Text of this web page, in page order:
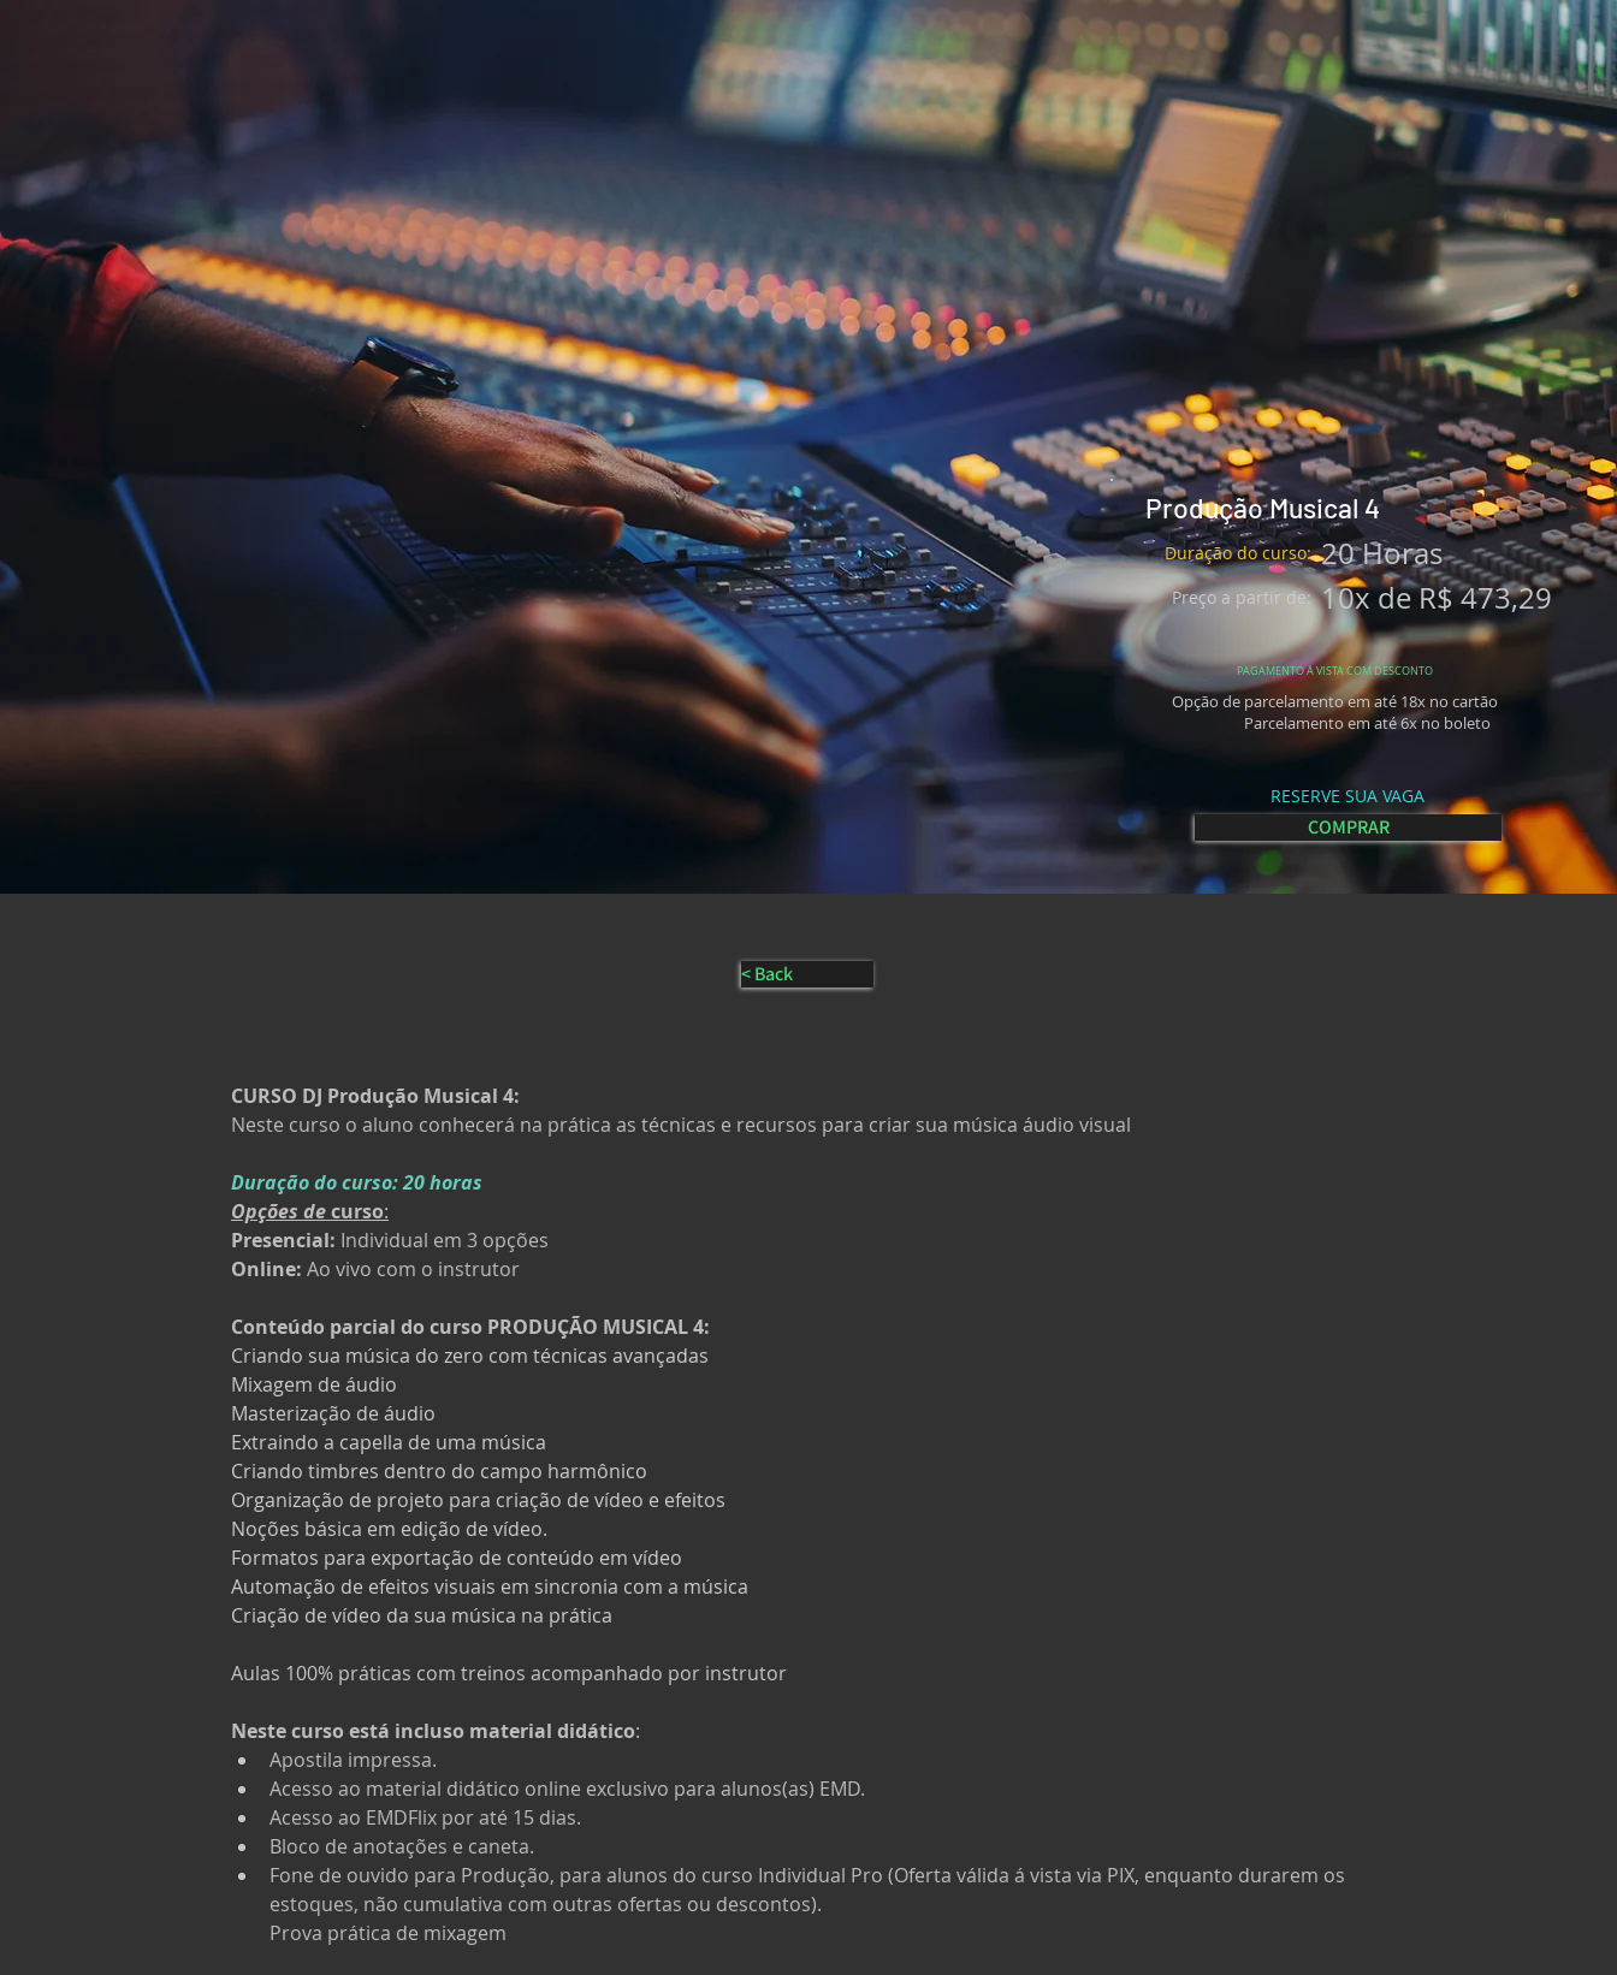
Produção Musical 4
Duração do curso: 20 Horas
Preço a partir de: 10x de R$ 473,29
PAGAMENTO Á VISTA COM DESCONTO
Opção de parcelamento em até 18x no cartão
Parcelamento em até 6x no boleto
RESERVE SUA VAGA
COMPRAR
< Back
CURSO DJ Produção Musical 4:
Neste curso o aluno conhecerá na prática as técnicas e recursos para criar sua música áudio visual
Duração do curso: 20 horas
Opções de curso:
Presencial: Individual em 3 opções
Online: Ao vivo com o instrutor
Conteúdo parcial do curso PRODUÇÃO MUSICAL 4:
Criando sua música do zero com técnicas avançadas
Mixagem de áudio
Masterização de áudio
Extraindo a capella de uma música
Criando timbres dentro do campo harmônico
Organização de projeto para criação de vídeo e efeitos
Noções básica em edição de vídeo.
Formatos para exportação de conteúdo em vídeo
Automação de efeitos visuais em sincronia com a música
Criação de vídeo da sua música na prática
Aulas 100% práticas com treinos acompanhado por instrutor
Neste curso está incluso material didático:
Apostila impressa.
Acesso ao material didático online exclusivo para alunos(as) EMD.
Acesso ao EMDFlix por até 15 dias.
Bloco de anotações e caneta.
Fone de ouvido para Produção, para alunos do curso Individual Pro (Oferta válida á vista via PIX, enquanto durarem os
estoques, não cumulativa com outras ofertas ou descontos).
Prova prática de mixagem